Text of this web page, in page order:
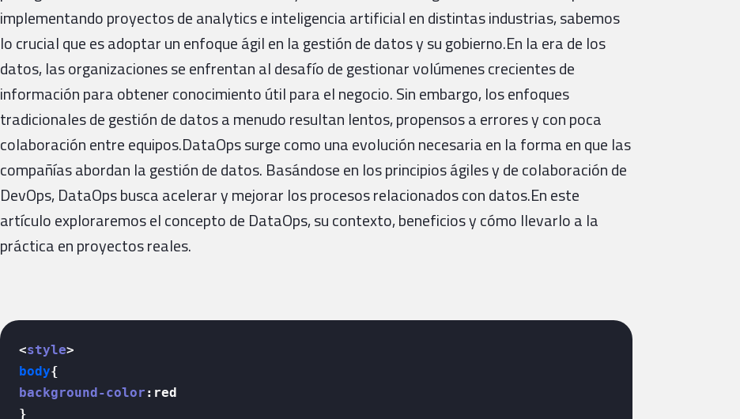
implementando proyectos de analytics e inteligencia artificial en distintas industrias, sabemos
lo crucial que es adoptar un enfoque ágil en la gestión de datos y su gobierno.En la era de los
datos, las organizaciones se enfrentan al desafío de gestionar volúmenes crecientes de
información para obtener conocimiento útil para el negocio. Sin embargo, los enfoques
tradicionales de gestión de datos a menudo resultan lentos, propensos a errores y con poca
colaboración entre equipos.DataOps surge como una evolución necesaria en la forma en que las
compañías abordan la gestión de datos. Basándose en los principios ágiles y de colaboración de
DevOps, DataOps busca acelerar y mejorar los procesos relacionados con datos.En este
artículo exploraremos el concepto de DataOps, su contexto, beneficios y cómo llevarlo a la
práctica en proyectos reales.
<style>
body
background-color :red
}